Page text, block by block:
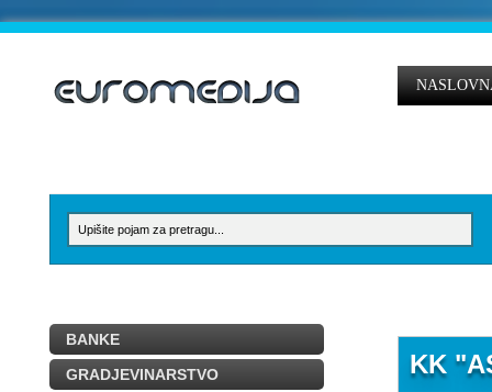
BANKE
GRADJEVINARSTVO
KK